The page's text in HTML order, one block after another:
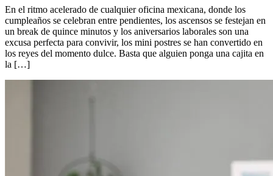
En el ritmo acelerado de cualquier oficina mexicana, donde los
cumpleaños se celebran entre pendientes, los ascensos se festejan en
un break de quince minutos y los aniversarios laborales son una
excusa perfecta para convivir, los mini postres se han convertido en
los reyes del momento dulce. Basta que alguien ponga una cajita en
la […]